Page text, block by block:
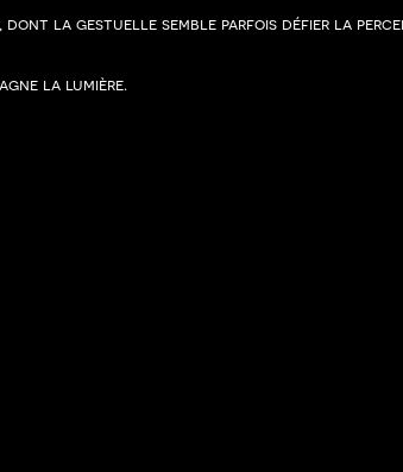
dont la gestuelle semble parfois défier la
la lumière.